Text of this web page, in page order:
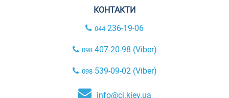
КОНТАКТИ
044 236-19-06
098407-20-98 (Viber)
098539-09-02 (Viber)
info@ci.kiev.ua